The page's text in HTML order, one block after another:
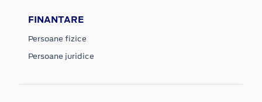
FINANTARE
Persoane fizice
Persoane juridice